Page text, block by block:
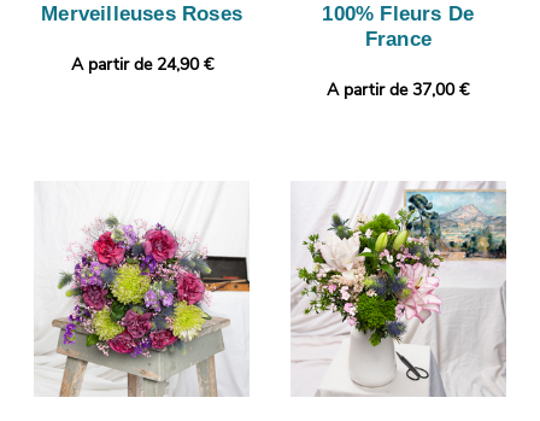
Merveilleuses Roses
A partir de 24,90 €
100% Fleurs De
France
A partir de 37,00 €